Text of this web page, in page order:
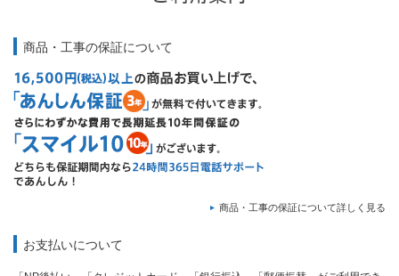
商品・工事の保証について
商品・工事の保証について詳しく見る
お支払いについて